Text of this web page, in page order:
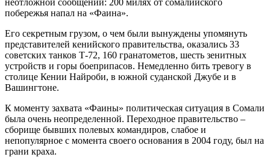
побережья напал на «Фаина».
Его секретным грузом, о чем были вынуждены упомянуть
представителей кенийского правительства, оказались 33
советских танков Т-72, 160 гранатометов, шесть зенитных
устройств и горы боеприпасов. Немедленно бить тревогу в
столице Кении Найроби, в южной суданской Джубе и в
Вашингтоне.
К моменту захвата «Фаины» политическая ситуация в Сомали
была очень неопределенной. Переходное правительство –
сборище бывших полевых командиров, слабое и
непопулярное с момента своего основания в 2004 году, был на
грани краха.